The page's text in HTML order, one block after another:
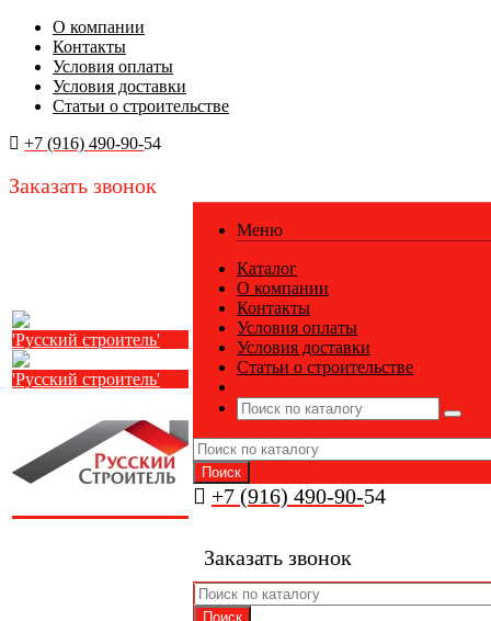
О компании
Контакты
Условия оплаты
Условия доставки
Статьи о строительстве
+7 (916) 490-90-54
Заказать звонок
Меню
Каталог
О компании
Контакты
Условия оплаты
Условия доставки
Статьи о строительстве
+7 (916) 490-90-54
Заказать звонок